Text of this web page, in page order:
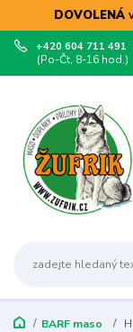
DOVOLENÁ
+420 604 711 491
(Po-Čt, 8-16 hod.)
BARF maso